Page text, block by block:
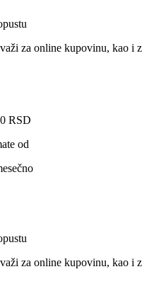
za online kupovinu, kao i
RSD
od
za online kupovinu, kao i